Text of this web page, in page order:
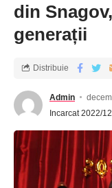
din
generații
Admin
Incarcat 2022/
Distribuie